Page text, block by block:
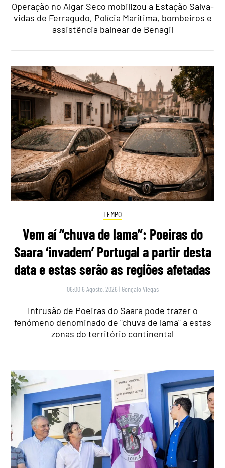
Operação no Algar Seco mobilizou a Estação Salva-
vidas de Ferragudo, Polícia Marítima, bombeiros e
assistência balnear de Benagil
TEMPO
Vem aí “chuva de lama”: Poeiras do
Saara ‘invadem’ Portugal a partir desta
data e estas serão as regiões afetadas
06:00 6 Agosto, 2026 | Gonçalo Viegas
Intrusão de Poeiras do Saara pode trazer o
fenómeno denominado de "chuva de lama" a estas
zonas do território continental